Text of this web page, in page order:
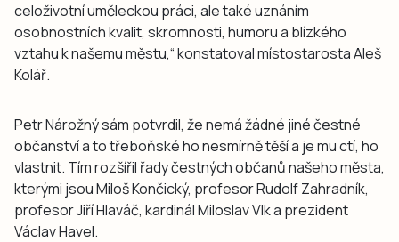
celoživotní uměleckou práci, ale také uznáním
osobnostních kvalit, skromnosti, humoru a blízkého
vztahu k našemu městu,“ konstatoval místostarosta Aleš
Kolář.
Petr Nárožný sám potvrdil, že nemá žádné jiné čestné
občanství a to třeboňské ho nesmírně těší a je mu ctí, ho
vlastnit. Tím rozšířil řady čestných občanů našeho města,
kterými jsou Miloš Končický, profesor Rudolf Zahradník,
profesor Jiří Hlaváč, kardinál Miloslav Vlk a prezident
Václav Havel.